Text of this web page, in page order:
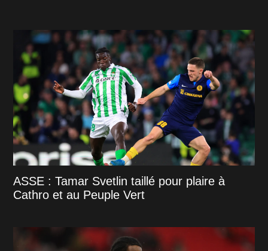
ASSE : Tamar Svetlin taillé pour plaire à
Cathro et au Peuple Vert